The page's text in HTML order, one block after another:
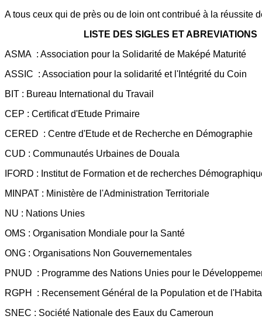
A tous ceux qui de près ou de loin ont contribué à la réussite
LISTE DES SIGLES ET ABREVIATIONS
ASMA : Association pour la Solidarité de Maképé Maturité
ASSIC : Association pour la solidarité et l'Intégrité du Coin
BIT : Bureau International du Travail
CEP : Certificat d'Etude Primaire
CERED : Centre d'Etude et de Recherche en Démographie
CUD : Communautés Urbaines de Douala
IFORD : Institut de Formation et de recherches
MINPAT : Ministère de l'Administration Territoriale
NU : Nations Unies
OMS : Organisation Mondiale pour la Santé
ONG : Organisations Non Gouvernementales
PNUD : Programme des Nations Unies pour le
RGPH : Recensement Général de la Population et de
SNEC : Société Nationale des Eaux du Cameroun